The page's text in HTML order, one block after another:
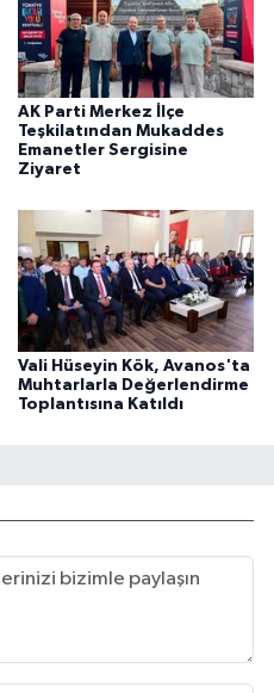
AK Parti Merkez İlçe
Teşkilatından Mukaddes
Emanetler Sergisine
Ziyaret
Vali Hüseyin Kök, Avanos'ta
Muhtarlarla Değerlendirme
Toplantısına Katıldı